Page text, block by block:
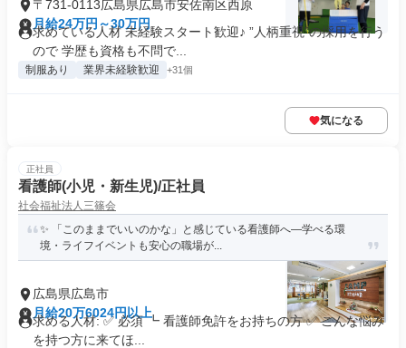
〒731-0113広島県広島市安佐南区西原
月給24万円～30万円
求めている人材 未経験スタート歓迎♪ ”人柄重視”の採用を行う
ので 学歴も資格も不問で...
制服あり 業界未経験歓迎 +31個
気になる
正社員
看護師(小児・新生児)/正社員
社会福祉法人三篠会
✨ 「このままでいいのかな」と感じている看護師へ—学べる環
境・ライフイベントも安心の職場が...
広島県広島市
月給20万6024円以上
求める人材: ✅ 必須 ┗ 看護師免許をお持ちの方 ✅ こんな悩み
を持つ方に来てほ...